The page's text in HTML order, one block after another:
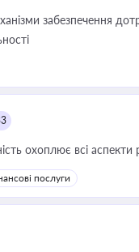
забезпечення
охоплює всі
послуги